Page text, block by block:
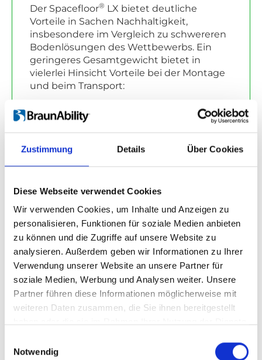
Zustimmung Details Über Cookies
Diese Webseite verwendet Cookies
Wir verwenden Cookies, um Inhalte und Anzeigen zu
personalisieren, Funktionen für soziale Medien anbieten
zu können und die Zugriffe auf unsere Website zu
analysieren. Außerdem geben wir Informationen zu Ihrer
Verwendung unserer Website an unsere Partner für
soziale Medien, Werbung und Analysen weiter. Unsere
Partner führen diese Informationen möglicherweise mit
weiteren Daten zusammen, die Sie ihnen bereitgestellt
Notwendig
Der Spacefloor® LX bietet deutliche
Vorteile in Sachen Nachhaltigkeit,
insbesondere im Vergleich zu schwereren
Bodenlösungen des Wettbewerbs. Ein
geringeres Gesamtgewicht bietet in
vielerlei Hinsicht Vorteile bei der Montage
und beim Transport:
Mehr verfügbare Nutzlast
bedeutet Platz für mehr Passagiere,
Weniger Kraftstoff and geringere
Reichweite zwischen dem Aufladen
von Elektrofahrzeugen.
Effizienter Transportand Versand
dank der schlanken Konstruktion.
Energieeffiziente
Bodenherstellung
Indem wir die Produktion optimiert haben,